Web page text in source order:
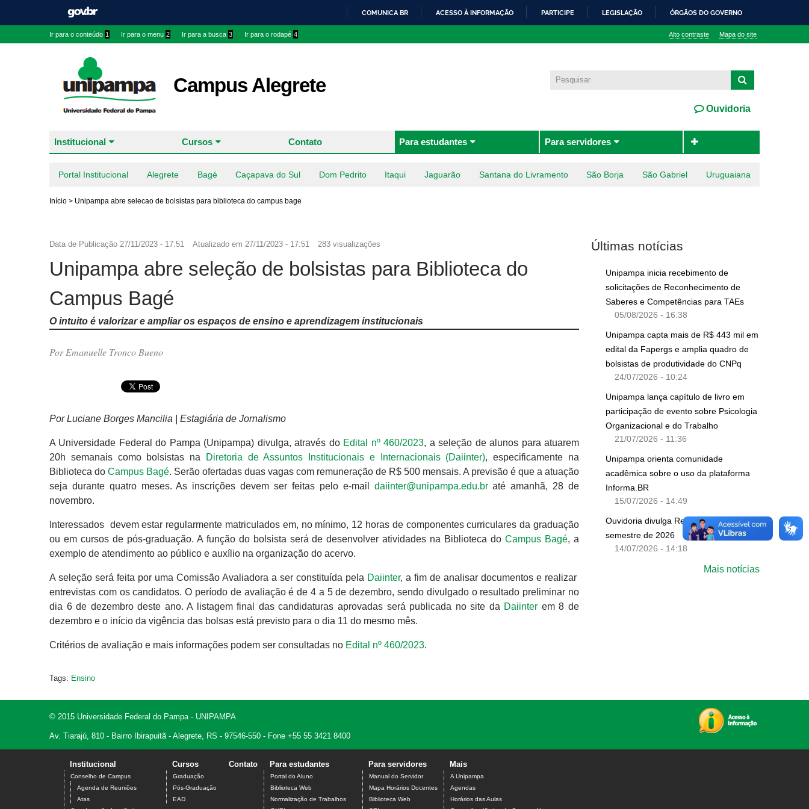
COMUNICA BR ACESSO À INFORMAÇÃO PARTICIPE LEGISLAÇÃO ÓRGÃOS DO GOVERNO
Ir para o conteúdo 1 Ir para o menu 2 Ir para a busca 3 Ir para o rodapé 4 Alto contraste Mapa do site
Campus Alegrete
Ouvidoria
Institucional Cursos Contato Para estudantes Para servidores
Portal Institucional Alegrete Bagé Caçapava do Sul Dom Pedrito Itaqui Jaguarão Santana do Livramento São Borja São Gabriel Uruguaiana
Início > Unipampa abre selecao de bolsistas para biblioteca do campus bage
Data de Publicação 27/11/2023 - 17:51 Atualizado em 27/11/2023 - 17:51 283 visualizações
Unipampa abre seleção de bolsistas para Biblioteca do
Campus Bagé
O intuito é valorizar e ampliar os espaços de ensino e aprendizagem institucionais
Por Emanuelle Tronco Bueno
Por Luciane Borges Mancilia | Estagiária de Jornalismo
A Universidade Federal do Pampa (Unipampa) divulga, através do Edital nº 460/2023, a seleção de alunos para atuarem
20h semanais como bolsistas na
Diretoria de Assuntos Institucionais e Internacionais (Daiinter), especificamente na
Biblioteca do Campus Bagé. Serão ofertadas duas vagas com remuneração de R$ 500 mensais. A previsão é que a atuação
seja durante quatro meses. As inscrições devem ser feitas pelo e-mail daiinter@unipampa.edu.braté amanhã, 28 de
novembro.
Interessados devem estar regularmente matriculados em, no mínimo, 12 horas de componentes curriculares da graduação
ou em cursos de pós-graduação. A função do bolsista será de desenvolver atividades na Biblioteca doCampus Bagé, a
exemplo de atendimento ao público e auxílio na organização do acervo.
A seleção será feita por uma Comissão Avaliadora a ser constituída pela Daiinter, a fim de analisar documentos e realizar
entrevistas com os candidatos. O período de avaliação é de 4 a 5 de dezembro, sendo divulgado o resultado preliminar no
dia 6 de dezembro deste ano. A listagem final das candidaturas aprovadas será publicada no site da Daiinter em 8 de
dezembro e o início da vigência das bolsas está previsto para o dia 11 do mesmo mês.
Critérios de avaliação e mais informações podem ser consultadas no Edital nº 460/2023.
Tags: Ensino
Últimas notícias
Unipampa inicia recebimento de
solicitações de Reconhecimento de
Saberes e Competências para TAEs
05/08/2026 - 16:38
Unipampa capta mais de R$ 443 mil em
edital da Fapergs e amplia quadro de
bolsistas de produtividade do CNPq
24/07/2026 - 10:24
Unipampa lança capítulo de livro em
participação de evento sobre Psicologia
Organizacional e do Trabalho
21/07/2026 - 11:36
Unipampa orienta comunidade
acadêmica sobre o uso da plataforma
Informa.BR
15/07/2026 - 14:49
Ouvidoria divulga Relatório do primeiro
semestre de 2026
14/07/2026 - 14:18
Mais notícias
© 2015 Universidade Federal do Pampa - UNIPAMPA
Av. Tiarajú, 810 - Bairro Ibirapuitã - Alegrete, RS - 97546-550 - Fone +55 55 3421 8400
Institucional
Conselho de Campus
Agenda de Reuniões
Atas
Cursos
Graduação
Pós-Graduação
EAD
Contato Para estudantes
Portal do Aluno
Biblioteca Web
Normalização de Trabalhos
Para servidores
Manual do Servidor
Mapa Horários Docentes
Biblioteca Web
Mais
A Unipampa
Agendas
Horários das Aulas